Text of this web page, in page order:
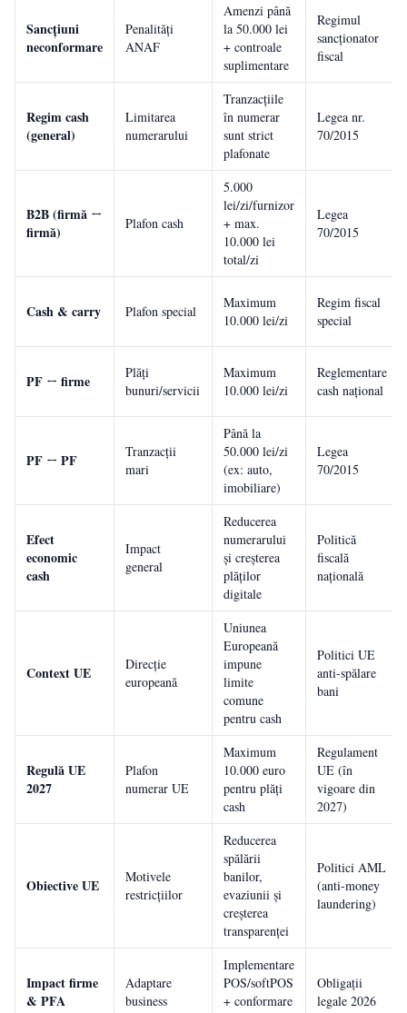
Sancțiuni
neconformare
Penalități
ANAF
Amenzi până
la 50.000 lei
+ controale
suplimentare
Regimul
sancționator
fiscal
Regim cash
(general)
Limitarea
numerarului
Tranzacțiile
în numerar
sunt strict
plafonate
Legea nr.
70/2015
B2B (firmă ↔
firmă)
Plafon cash
5.000
lei/zi/furnizor
+ max.
10.000 lei
total/zi
Legea
70/2015
Cash & carry Plafon special
Maximum
10.000 lei/zi
Regim fiscal
special
PF ↔ firme
Plăți
bunuri/servicii
Maximum
10.000 lei/zi
Reglementare
cash național
PF ↔ PF
Tranzacții
mari
Până la
50.000 lei/zi
(ex: auto,
imobiliare)
Legea
70/2015
Efect
economic
cash
Impact
general
Reducerea
numerarului
și creșterea
plăților
digitale
Politică
fiscală
națională
Context UE
Direcție
europeană
Uniunea
Europeană
impune
limite
comune
pentru cash
Politici UE
anti-spălare
bani
Regulă UE
2027
Plafon
numerar UE
Maximum
10.000 euro
pentru plăți
cash
Regulament
UE (în
vigoare din
2027)
Obiective UE
Motivele
restricțiilor
Reducerea
spălării
banilor,
evaziunii și
creșterea
transparenței
Politici AML
(anti-money
laundering)
Impact firme
& PFA
Adaptare
business
Implementare
POS/softPOS
+ conformare
Obligații
legale 2026